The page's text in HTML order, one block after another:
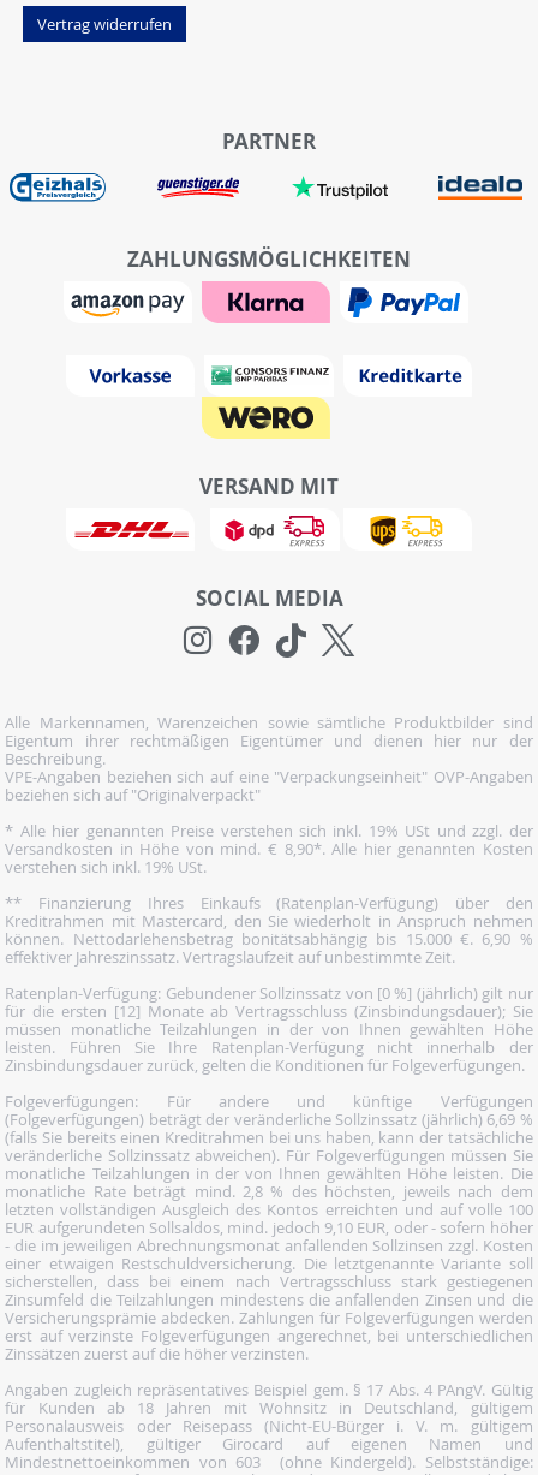
Vertrag widerrufen
PARTNER
ZAHLUNGSMÖGLICHKEITEN
VERSAND MIT
SOCIAL MEDIA
Alle Markennamen, Warenzeichen sowie sämtliche Produktbilder sind
Eigentum ihrer rechtmäßigen Eigentümer und dienen hier nur der
Beschreibung.
VPE-Angaben beziehen sich auf eine "Verpackungseinheit" OVP-Angaben
beziehen sich auf "Originalverpackt"
* Alle hier genannten Preise verstehen sich inkl. 19% USt und zzgl. der
Versandkosten in Höhe von mind. € 8,90*. Alle hier genannten Kosten
verstehen sich inkl. 19% USt.
** Finanzierung Ihres Einkaufs (Ratenplan-Verfügung) über den
Kreditrahmen mit Mastercard, den Sie wiederholt in Anspruch nehmen
können. Nettodarlehensbetrag bonitätsabhängig bis 15.000 €. 6,90 %
effektiver Jahreszinssatz. Vertragslaufzeit auf unbestimmte Zeit.
Ratenplan-Verfügung: Gebundener Sollzinssatz von [0 %] (jährlich) gilt nur
für die ersten [12] Monate ab Vertragsschluss (Zinsbindungsdauer); Sie
müssen monatliche Teilzahlungen in der von Ihnen gewählten Höhe
leisten. Führen Sie Ihre Ratenplan-Verfügung nicht innerhalb der
Zinsbindungsdauer zurück, gelten die Konditionen für Folgeverfügungen.
Folgeverfügungen: Für andere und künftige Verfügungen
(Folgeverfügungen) beträgt der veränderliche Sollzinssatz (jährlich) 6,69 %
(falls Sie bereits einen Kreditrahmen bei uns haben, kann der tatsächliche
veränderliche Sollzinssatz abweichen). Für Folgeverfügungen müssen Sie
monatliche Teilzahlungen in der von Ihnen gewählten Höhe leisten. Die
monatliche Rate beträgt mind. 2,8 % des höchsten, jeweils nach dem
letzten vollständigen Ausgleich des Kontos erreichten und auf volle 100
EUR aufgerundeten Sollsaldos, mind. jedoch 9,10 EUR, oder - sofern höher
- die im jeweiligen Abrechnungsmonat anfallenden Sollzinsen zzgl. Kosten
einer etwaigen Restschuldversicherung. Die letztgenannte Variante soll
sicherstellen, dass bei einem nach Vertragsschluss stark gestiegenen
Zinsumfeld die Teilzahlungen mindestens die anfallenden Zinsen und die
Versicherungsprämie abdecken. Zahlungen für Folgeverfügungen werden
erst auf verzinste Folgeverfügungen angerechnet, bei unterschiedlichen
Zinssätzen zuerst auf die höher verzinsten.
Angaben zugleich repräsentatives Beispiel gem. § 17 Abs. 4 PAngV. Gültig
für Kunden ab 18 Jahren mit Wohnsitz in Deutschland, gültigem
Personalausweis oder Reisepass (Nicht-EU-Bürger i. V. m. gültigem
Aufenthaltstitel), gültiger Girocard auf eigenen Namen und
Mindestnettoeinkommen von 603  (ohne Kindergeld). Selbstständige: